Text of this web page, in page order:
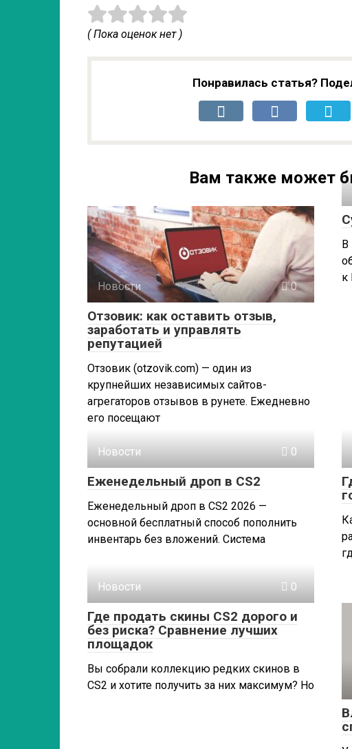
( Пока оценок нет )
Понравилась статья?
Вам также может
Новости 0
Отзовик: как оставить отзыв,
заработать и управлять
репутацией
Отзовик (otzovik.com) — один из
крупнейших независимых сайтов-
агрегаторов отзывов в рунете. Ежедневно
его посещают
В
к
Новости 0
Еженедельный дроп в CS2
Еженедельный дроп в CS2 2026 —
основной бесплатный способ пополнить
инвентарь без вложений. Система
Новости 0
Где продать скины CS2 дорого и
без риска? Сравнение лучших
площадок
Вы собрали коллекцию редких скинов в
CS2 и хотите получить за них максимум? Но